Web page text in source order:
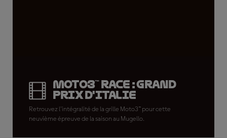
Moto3™ Race : Grand
Prix d'Italie
Retrouvez l'intégralité de la grille Moto3™ pour cette
neuvième épreuve de la saison au Mugello.